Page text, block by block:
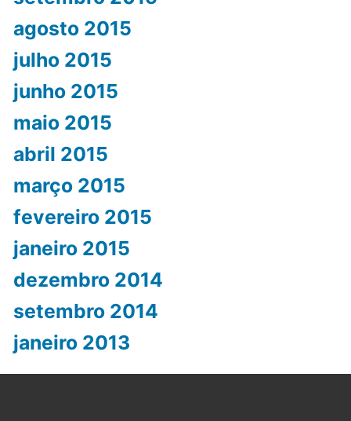
agosto 2015
julho 2015
junho 2015
maio 2015
abril 2015
março 2015
fevereiro 2015
janeiro 2015
dezembro 2014
setembro 2014
janeiro 2013